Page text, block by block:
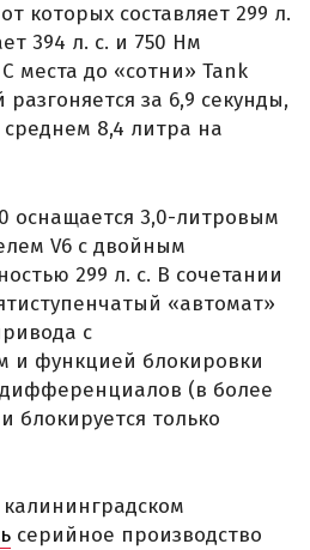
которых составляет 299 л.
394 л. с. и 750 Нм
места до «сотни» Tank
за 6,9 секунды,
8,4 литра на
оснащается 3,0-литровым
V6 с двойным
299 л. с. В сочетании
«автомат»
с
и функцией блокировки
(в более
только
серийное производство